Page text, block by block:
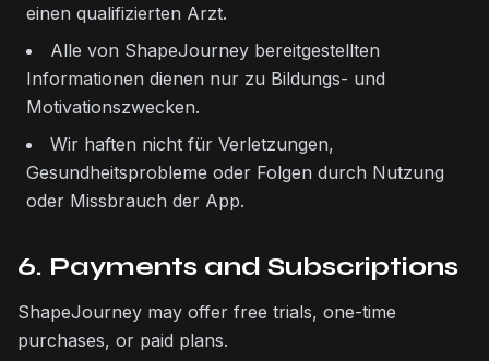
einen qualifizierten Arzt.
Alle von ShapeJourney bereitgestellten
Informationen dienen nur zu Bildungs- und
Motivationszwecken.
Wir haften nicht für Verletzungen,
Gesundheitsprobleme oder Folgen durch Nutzung
oder Missbrauch der App.
6. Payments and Subscriptions
ShapeJourney may offer free trials, one-time
purchases, or paid plans.